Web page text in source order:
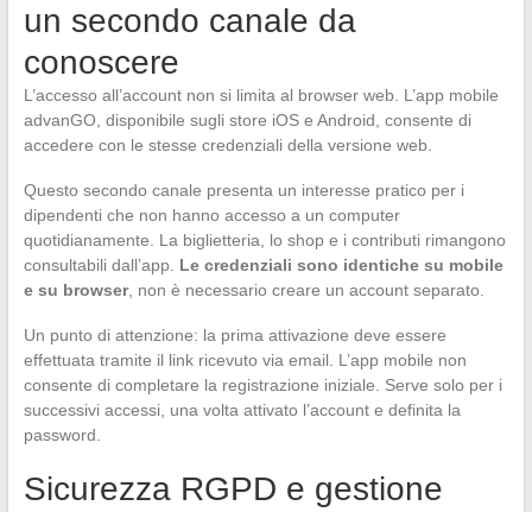
un secondo canale da
conoscere
L’accesso all’account non si limita al browser web. L’app mobile
advanGO, disponibile sugli store iOS e Android, consente di
accedere con le stesse credenziali della versione web.
Questo secondo canale presenta un interesse pratico per i
dipendenti che non hanno accesso a un computer
quotidianamente. La biglietteria, lo shop e i contributi rimangono
consultabili dall’app. Le credenziali sono identiche su mobile
e su browser, non è necessario creare un account separato.
Un punto di attenzione: la prima attivazione deve essere
effettuata tramite il link ricevuto via email. L’app mobile non
consente di completare la registrazione iniziale. Serve solo per i
successivi accessi, una volta attivato l’account e definita la
password.
Sicurezza RGPD e gestione